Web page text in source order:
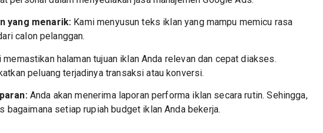
yang menarik: Kami menyusun teks iklan yang mampu memicu rasa
calon pelanggan.
memastikan halaman tujuan iklan Anda relevan dan cepat diakses.
peluang terjadinya transaksi atau konversi.
Anda akan menerima laporan performa iklan secara rutin. Sehingga,
bagaimana setiap rupiah budget iklan Anda bekerja.